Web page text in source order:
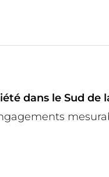
dans le Sud de